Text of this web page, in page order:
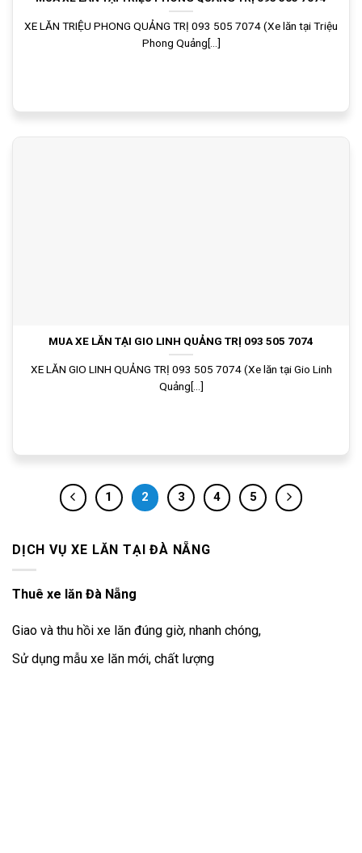
XE LĂN TRIỆU PHONG QUẢNG TRỊ 093 505 7074 (Xe lăn tại Triệu
Phong Quảng[...]
MUA XE LĂN TẠI GIO LINH QUẢNG TRỊ 093 505 7074
XE LĂN GIO LINH QUẢNG TRỊ 093 505 7074 (Xe lăn tại Gio Linh
Quảng[...]
1 2 3 4 5
DỊCH VỤ XE LĂN TẠI ĐÀ NẴNG
Thuê xe lăn Đà Nẵng
Giao và thu hồi xe lăn đúng giờ, nhanh chóng,
Sử dụng mẫu xe lăn mới, chất lượng